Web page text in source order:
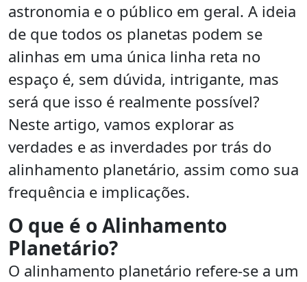
astronomia e o público em geral. A ideia
de que todos os planetas podem se
alinhas em uma única linha reta no
espaço é, sem dúvida, intrigante, mas
será que isso é realmente possível?
Neste artigo, vamos explorar as
verdades e as inverdades por trás do
alinhamento planetário, assim como sua
frequência e implicações.
O que é o Alinhamento
Planetário?
O alinhamento planetário refere-se a um